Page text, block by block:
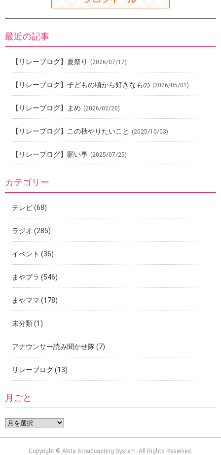
最近の記事
【リレーブログ】夏祭り (2026/07/17)
【リレーブログ】子どもの頃から好きなもの (2026/05/01)
【リレーブログ】まめ (2026/02/20)
【リレーブログ】この秋やりたいこと (2025/10/03)
【リレーブログ】願い事 (2025/07/25)
カテゴリー
テレビ(68)
ラジオ (285)
イベント (36)
まやブラ (546)
まやママ (178)
未分類(1)
アナウンサー読み聞かせ隊(7)
リレーブログ(13)
月ごと
Copyright © Akita Broadcasting System. All Rights Reserved.